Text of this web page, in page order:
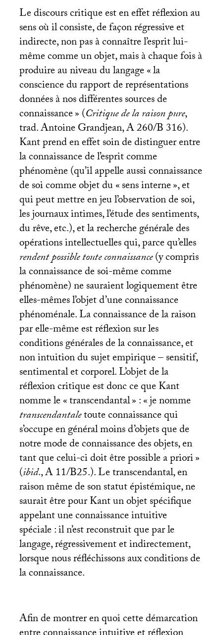
Le discours critique est en effet réflexion au
sens où il consiste, de façon régressive et
indirecte, non pas à connaître l’esprit lui-
même comme un objet, mais à chaque fois à
produire au niveau du langage «la
conscience du rapport de représentations
données à nos différentes sources de
connaissance» (Critique de la raison pure,
trad. Antoine Grandjean, A 260/B 316).
Kant prend en effet soin de distinguer entre
la connaissance de l’esprit comme
phénomène (qu’il appelle aussi connaissance
de soi comme objet du «sens interne», et
qui peut mettre en jeu l’observation de soi,
les journaux intimes, l’étude des sentiments,
du rêve, etc.), et la recherche générale des
opérations intellectuelles qui, parce qu’elles
rendent possible toute connaissance(y compris
la connaissance de soi-même comme
phénomène) ne sauraient logiquement être
elles-mêmes l’objet d’une connaissance
phénoménale. La connaissance de la raison
par elle-même est réflexion sur les
conditions générales de la connaissance, et
non intuition du sujet empirique – sensitif,
sentimental et corporel. L’objet de la
réflexion critique est donc ce que Kant
nomme le «transcendantal» : «je nomme
transcendantaletoute connaissance qui
s’occupe en général moins d’objets que de
notre mode de connaissance des objets, en
tant que celui-ci doit être possible a priori»
(ibid., A 11/B25.). Le transcendantal, en
raison même de son statut épistémique, ne
saurait être pour Kant un objet spécifique
appelant une connaissance intuitive
spéciale : il n’est reconstruit que par le
langage, régressivement et indirectement,
lorsque nous réfléchissons aux conditions de
la connaissance.
Afin de montrer en quoi cette démarcation